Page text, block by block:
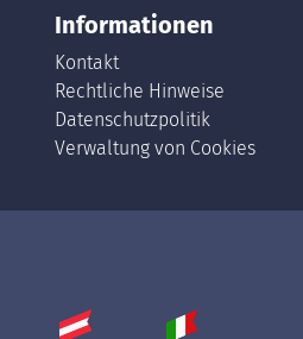
Informationen
Kontakt
Rechtliche Hinweise
Datenschutzpolitik
Verwaltung von Cookies